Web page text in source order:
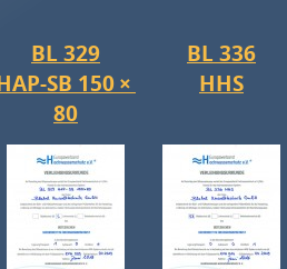
BL 329
SB 150 ×
80
BL 336
HHS